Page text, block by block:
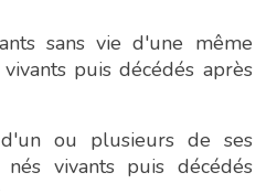
sans vie d'une même
puis décédés après
ou plusieurs de ses
vivants puis décédés